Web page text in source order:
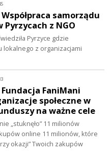
Współpraca samorządu
z NGO
Pyrzyce gdzie
lokalnego z organizacjami
Fundacja FaniMani
społeczne w
na ważne cele
„stuknęło” 11 milionów
online 11 milionów, które
okazji” Twoich zakupów